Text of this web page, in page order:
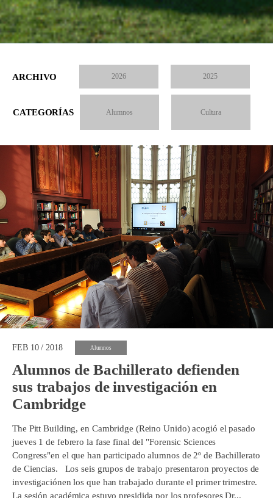
ARCHIVO 2026 2025
CATEGORÍAS Alumnos Cultura
FEB 10 / 2018 Alumnos
Alumnos de Bachillerato defienden
sus trabajos de investigación en
Cambridge
The Pitt Building, en Cambridge (Reino Unido) acogió el pasado
jueves 1 de febrero la fase final del "Forensic Sciences
Congress"en el que han participado alumnos de 2º de Bachillerato
de Ciencias. Los seis grupos de trabajo presentaron proyectos de
investigaciónen los que han trabajado durante el primer trimestre.
La sesión académica estuvo presidida por los profesores Dr...